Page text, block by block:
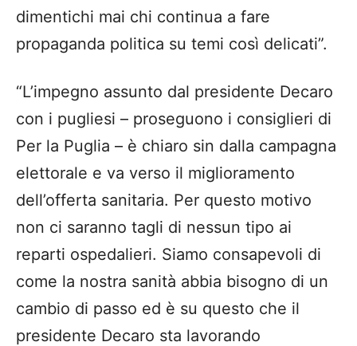
dimentichi mai chi continua a fare
propaganda politica su temi così delicati”.
“L’impegno assunto dal presidente Decaro
con i pugliesi – proseguono i consiglieri di
Per la Puglia – è chiaro sin dalla campagna
elettorale e va verso il miglioramento
dell’offerta sanitaria. Per questo motivo
non ci saranno tagli di nessun tipo ai
reparti ospedalieri. Siamo consapevoli di
come la nostra sanità abbia bisogno di un
cambio di passo ed è su questo che il
presidente Decaro sta lavorando